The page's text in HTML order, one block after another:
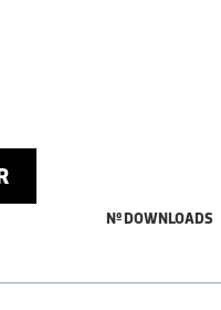
Nº DOWNLOADS